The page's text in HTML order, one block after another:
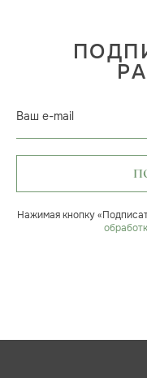
Ваш e-mail
Нажимая кнопку